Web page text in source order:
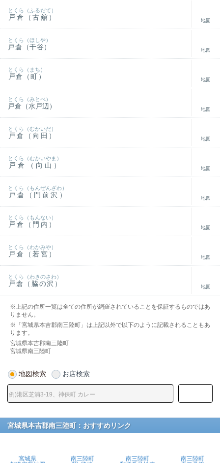
戸倉（古舘）
とくら（ふるだて）
地図
戸倉（干谷）
とくら（ほしや）
地図
戸倉（町）
とくら（まち）
地図
戸倉（水戸辺）
とくら（みとべ）
地図
戸倉（向田）
とくら（むかいだ）
地図
戸倉（向山）
とくら（むかいやま）
地図
戸倉（門前沢）
とくら（もんぜんざわ）
地図
戸倉（門内）
とくら（もんない）
地図
戸倉（若宮）
とくら（わかみや）
地図
戸倉（脇の沢）
とくら（わきのさわ）
地図
※上記の住所一覧は全ての住所が網羅されていることを保証するものではあ
りません。
※「宮城県本吉郡南三陸町」は上記以外で以下のように記載されることもあ
ります。
宮城県本吉郡南三陸町
宮城県南三陸町
地図検索 お店検索
宮城県本吉郡南三陸町：おすすめリンク
宮城県
南三陸町
南三陸町
南三陸町